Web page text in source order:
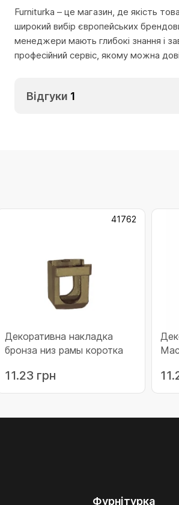
Furniturka – це магазин, де якість
широкий вибір європейських
менеджери мають глибокі знання і
професійний сервіс, якому можна
Відгуки 1
41762
Декоративна накладка
бронза низ рамы коротка
11.23 грн
Фурнітурка